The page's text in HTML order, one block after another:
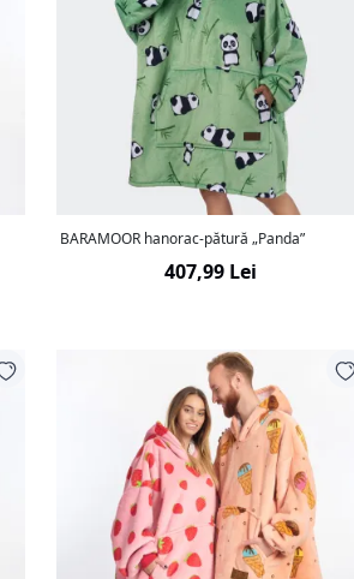
BARAMOOR hanorac-pătură „Panda”
407,99 Lei